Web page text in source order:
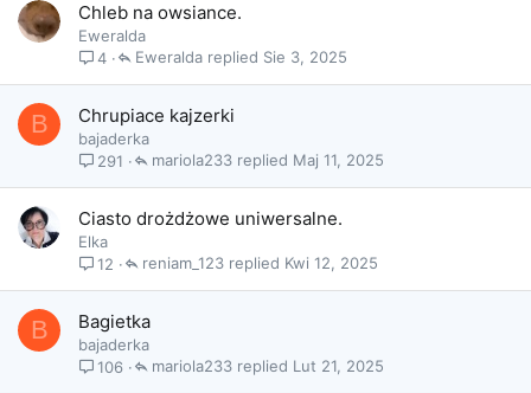
Chleb na owsiance.
Eweralda
4
Sie 3, 2025
Eweralda
B Chrupiace kajzerki
bajaderka
291
Maj 11, 2025
mariola233
Ciasto drożdżowe uniwersalne.
Elka
12
Kwi 12, 2025
reniam_123
B Bagietka
bajaderka
106
Lut 21, 2025
mariola233